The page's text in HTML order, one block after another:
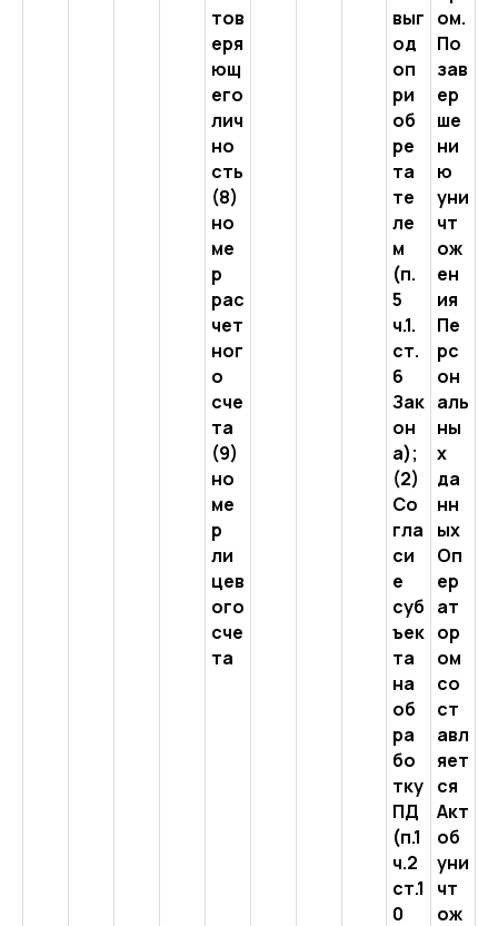
тов
еря
ющ
его
лич
но
сть
(8)
но
ме
р
рас
чет
ног
о
сче
та
(9)
но
ме
р
ли
цев
ого
сче
та
выг
од
оп
ри
об
ре
та
те
ле
м
(п.
5
ч.1.
ст.
6
Зак
он
а);
(2)
Со
гла
си
е
суб
ъек
та
на
об
ра
бо
тку
ПД
(п.1
ч.2
ст.1
0
ом.
По
зав
ер
ше
ни
ю
уни
чт
ож
ен
ия
Пе
рс
он
аль
ны
х
да
нн
ых
Оп
ер
ат
ор
ом
со
ст
авл
яет
ся
Акт
об
уни
чт
ож